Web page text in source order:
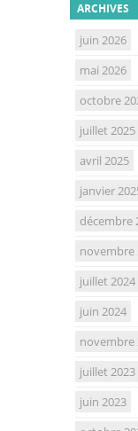
ARCHIVES
juin 2026
mai 2026
octobre
juillet 2025
avril 2025
janvier
décembre
novembre
juillet 2024
juin 2024
novembre
juillet 2023
juin 2023